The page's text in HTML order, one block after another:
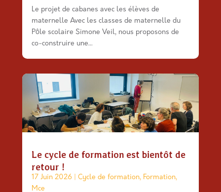
Le projet de cabanes avec les élèves de
maternelle Avec les classes de maternelle du
Pôle scolaire Simone Veil, nous proposons de
co-construire une...
Le cycle de formation est bientôt de
retour !
17 Juin 2026| Cycle de formation, Formation,
Mce